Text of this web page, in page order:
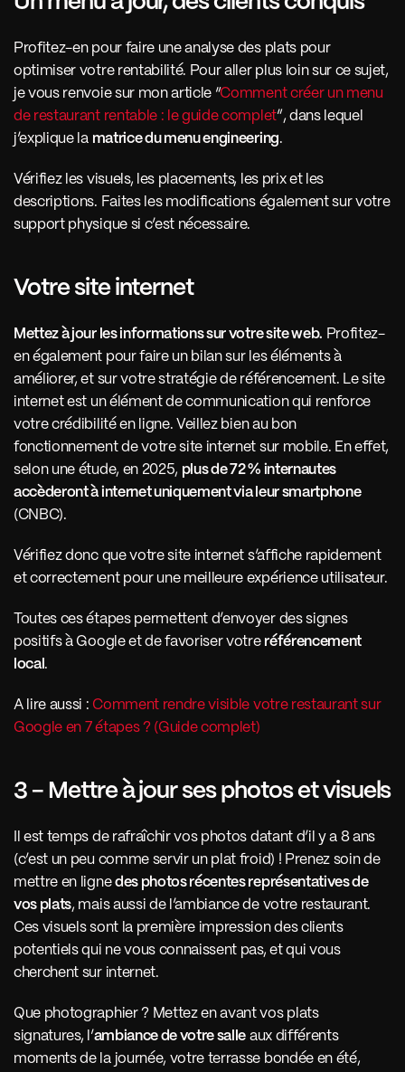
Profitez-en pour faire une analyse des plats pour
optimiser votre rentabilité. Pour aller plus loin sur ce sujet,
je vous renvoie sur mon article “Comment créer un menu
de restaurant rentable : le guide complet”, dans lequel
j’explique la matrice du menu engineering.
Vérifiez les visuels, les placements, les prix et les
descriptions. Faites les modifications également sur votre
support physique si c’est nécessaire.
Votre site internet
Mettez à jour les informations sur votre site web. Profitez-
en également pour faire un bilan sur les éléments à
améliorer, et sur votre stratégie de référencement. Le site
internet est un élément de communication qui renforce
votre crédibilité en ligne. Veillez bien au bon
fonctionnement de votre site internet sur mobile. En effet,
selon une étude, en 2025, plus de 72 % internautes
accèderont à internet uniquement via leur smartphone
(CNBC).
Vérifiez donc que votre site internet s’affiche rapidement
et correctement pour une meilleure expérience utilisateur.
Toutes ces étapes permettent d’envoyer des signes
positifs à Google et de favoriser votre référencement
local .
A lire aussi : Comment rendre visible votre restaurant sur
Google en 7 étapes ? (Guide complet)
3 - Mettre à jour ses photos et visuels
Il est temps de rafraîchir vos photos datant d’il y a 8 ans
(c’est un peu comme servir un plat froid) ! Prenez soin de
mettre en ligne des photos récentes représentatives de
vos plats, mais aussi de l’ambiance de votre restaurant.
Ces visuels sont la première impression des clients
potentiels qui ne vous connaissent pas, et qui vous
cherchent sur internet.
Que photographier ? Mettez en avant vos plats
signatures, l’ambiance de votre salle aux différents